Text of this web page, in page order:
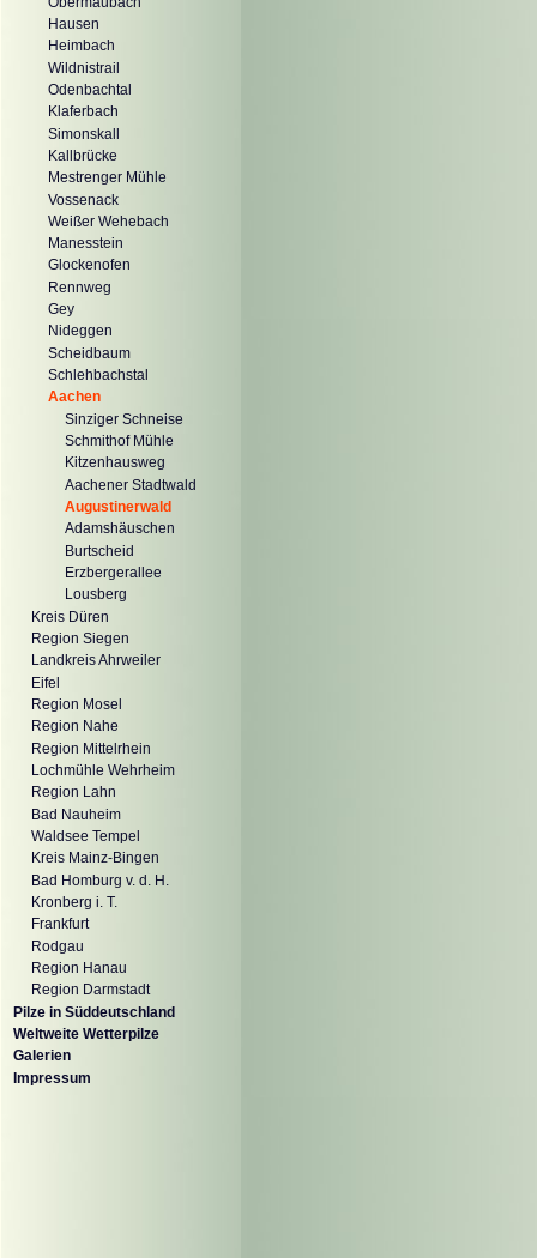
Hausen
Heimbach
Wildnistrail
Odenbachtal
Klaferbach
Simonskall
Kallbrücke
Mestrenger Mühle
Vossenack
Weißer Wehebach
Manesstein
Glockenofen
Rennweg
Gey
Nideggen
Scheidbaum
Schlehbachstal
Aachen
Sinziger Schneise
Schmithof Mühle
Kitzenhausweg
Aachener Stadtwald
Augustinerwald
Adamshäuschen
Burtscheid
Erzbergerallee
Lousberg
Kreis Düren
Region Siegen
Landkreis Ahrweiler
Eifel
Region Mosel
Region Nahe
Region Mittelrhein
Lochmühle Wehrheim
Region Lahn
Bad Nauheim
Waldsee Tempel
Kreis Mainz-Bingen
Bad Homburg v. d. H.
Kronberg i. T.
Frankfurt
Rodgau
Region Hanau
Region Darmstadt
Pilze in Süddeutschland
Weltweite Wetterpilze
Galerien
Impressum